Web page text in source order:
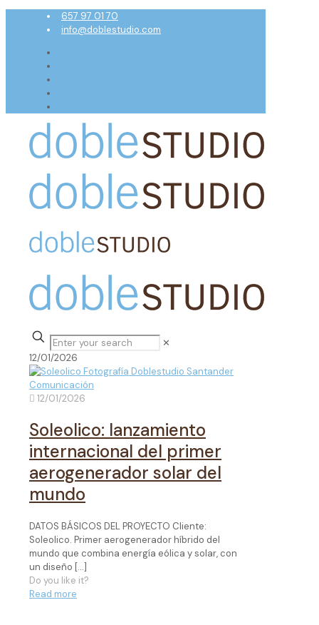
657 97 01 70
info@doblestudio.com
✕
12/01/2026
12/01/2026
Soleolico: lanzamiento
internacional del primer
aerogenerador solar del
mundo
DATOS BÁSICOS DEL PROYECTO Cliente:
Soleolico. Primer aerogenerador híbrido del
mundo que combina energía eólica y solar, con
un diseño […]
Do you like it?
Read more